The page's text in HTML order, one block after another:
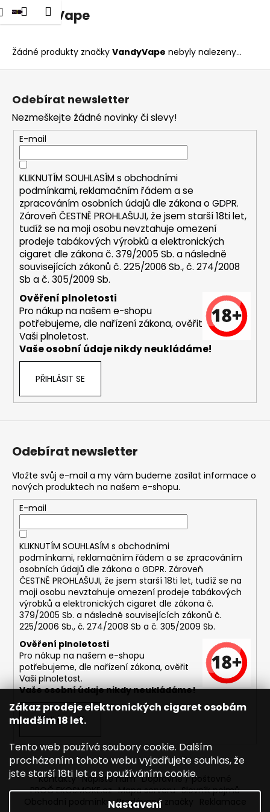
Zákaz prodeje elektronických cigaret osobám
mladším 18 let.
Tento web používá soubory cookie. Dalším
procházením tohoto webu vyjadřujete souhlas, že
jste starší 18ti let a s používáním cookie.
Nastavení
Přejít
na
Přihlášení
Nákupní
Menu
VandyVape
Žádné produkty značky VandyVape nebyly nalezeny...
K
o
k C
p
o
t
e
b
u
e
e
n
a
?
o
p
o
u
u
m
DEKANG
MENTOL
10ML
11MG
169
Kč
Původně:
195
Odebírat newsletter
Nezmeškejte žádné novinky či slevy!
E-mail
KLIKNUTÍM SOUHLASÍM s obchodními
podmínkami,reklamačním řádem a se
zpracováním osobních údajů dle zákona oGDPR.
Zároveň ČESTNĚ PROHLAŠUJI, že jsem starší 18ti let,
tudíž se na moji osobu nevztahuje omezení
prodeje tabákových výrobků a elektronických
cigaret dle zákona č. 379/2005 Sb. a následně
souvisejících zákonů č. 225/2006 Sb., č. 274/2008
Sb a č. 305/2009 Sb.
Ověření plnoletosti
Pro nákup na našem e-shopu
potřebujeme, dle nařízení zákona, ověřit
Vaši plnoletost.
Vaše osobní údaje nikdy neukládáme!
PŘIHLÁSIT SE
Odebírat newsletter
Vložte svůj e-mail a my vám budeme zasílat informace o
nových produktech na našem e-shopu.
E-mail
KLIKNUTÍM SOUHLASÍM s obchodními
podmínkami, reklamačním řádem a se zpracováním
osobních údajů dle zákona o GDPR. Zároveň
ČESTNĚ PROHLAŠUJI, že jsem starší 18ti let, tudíž se na
moji osobu nevztahuje omezení prodeje tabákových
výrobků a elektronických cigaret dle zákona č.
379/2005 Sb. a následně souvisejících zákonů č.
225/2006 Sb., č. 274/2008 Sb a č. 305/2009 Sb.
Ověření plnoletosti
Pro nákup na našem e-shopu
potřebujeme, dle nařízení zákona, ověřit
Vaši plnoletost.
Vaše osobní údaje nikdy neukládáme!
PŘIHLÁSIT SE
Kontakty Napište nám Dopravné / poštovné
PROČ EKOSMOKE.cz Mapa serveru Slovník pojmů
Obchodní podmínky Prodávané značky